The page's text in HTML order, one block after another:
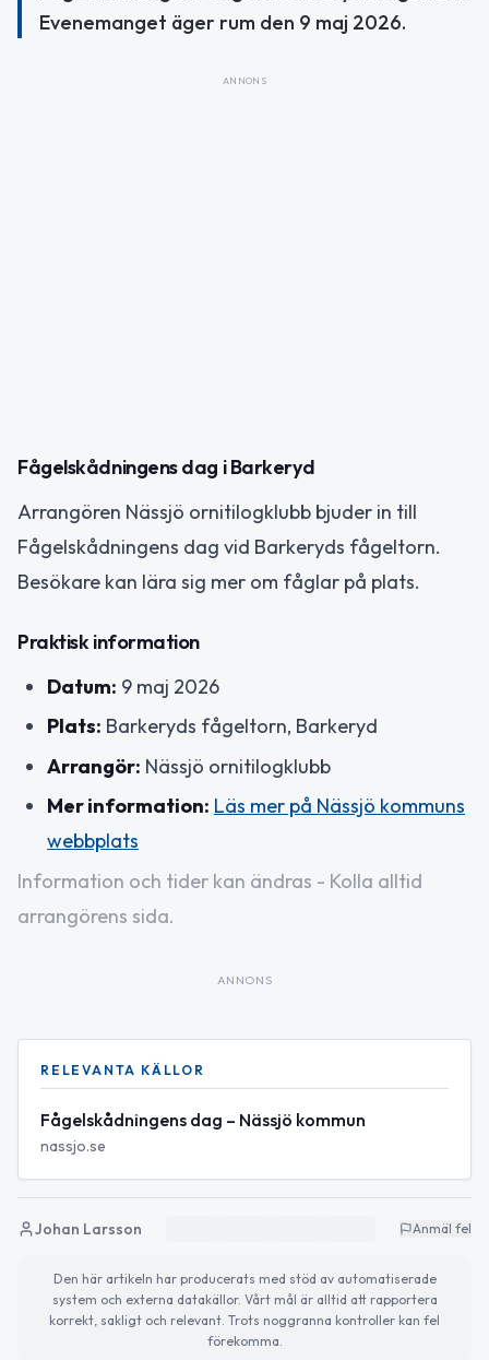
Evenemanget äger rum den 9 maj 2026.
ANNONS
Fågelskådningens dag i Barkeryd
Arrangören Nässjö ornitilogklubb bjuder in till
Fågelskådningens dag vid Barkeryds fågeltorn.
Besökare kan lära sig mer om fåglar på plats.
Praktisk information
Datum: 9 maj 2026
Plats: Barkeryds fågeltorn, Barkeryd
Arrangör: Nässjö ornitilogklubb
Mer information: Läs mer på Nässjö kommuns
webbplats
Information och tider kan ändras - Kolla alltid
arrangörens sida.
ANNONS
RELEVANTA KÄLLOR
Fågelskådningens dag – Nässjö kommun
nassjo.se
Johan Larsson Anmäl fel
Den här artikeln har producerats med stöd av automatiserade
system och externa datakällor. Vårt mål är alltid att rapportera
korrekt, sakligt och relevant. Trots noggranna kontroller kan fel
förekomma.